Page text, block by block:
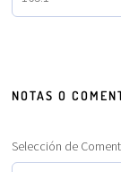
NOTAS O
Selección de